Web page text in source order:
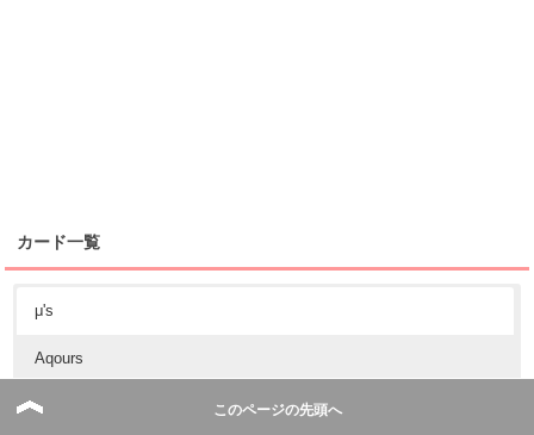
カード一覧
μ's
Aqours
虹ヶ咲スクールアイドル同好会このページの先頭へ